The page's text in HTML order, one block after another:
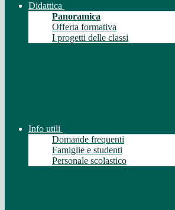
Didattica
Panoramica
Offerta formativa
I progetti delle classi
Info utili
Domande frequenti
Famiglie e studenti
Personale scolastico